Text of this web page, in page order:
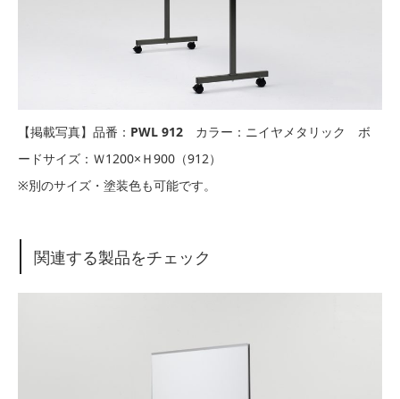
【掲載写真】品番： PWL 912 カラー：ニイヤメタリック ボ
ードサイズ：Ｗ1200×Ｈ900（912）
※別のサイズ・塗装色も可能です。
関連する製品をチェック